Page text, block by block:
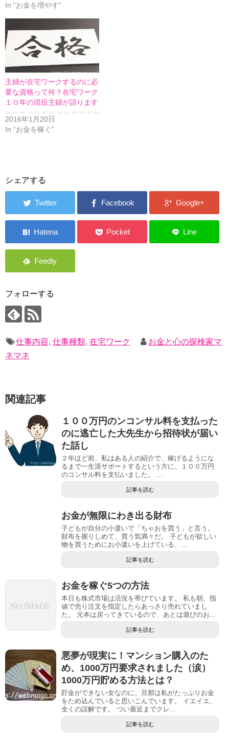
In “お金を増やす”
主婦が在宅ワークするのに必
要な資格って何？在宅ワーク
１０年の現役主婦が語ります
2016年1月20日
In “お金を稼ぐ”
シェアする
フォローする
仕事内容, 仕事種類, 在宅ワーク
お金と心の探検家マ
ネマネ
関連記事
１００万円のンコンサル料を支払った
のに逃亡した大先生から招待状が届い
た話し
２年ほど前、私はある人の紹介で、稼げるようにな
るまで一生涯サポートするという方に、１００万円
のコンサル料を支払いました。 ...
記事を読む
お金が無限にわき出る財布
子どもが自分の小遣いで「ちゃおを買う」と言う。
財布を握りしめて、買う気満々だ。 子どもが欲しい
物を買うためにお小遣いを上げている、...
記事を読む
お金を稼ぐ5つの方法
本日も株式市場は活況を帯びています。 私も朝、指
値で売り注文を指定したらあっさり売れていまし
た。 元本は戻ってきているので、あとは遊びのお...
記事を読む
悪夢が現実に！マンション購入のた
め、1000万円要求されました（涙）
1000万円貯める方法とは？
貯金ができない女なのに、旦那は私がたっぷりお金
をため込んでいると思いこんでいます。 イエイエ、
全くの誤解です。 つい最近までクレ...
記事を読む